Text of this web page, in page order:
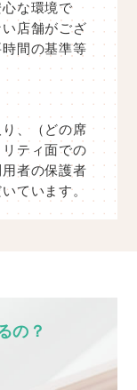
な環境で
店舗がござ
間の基準等
、（どの席
ティ面での
者の保護者
ています。
の？